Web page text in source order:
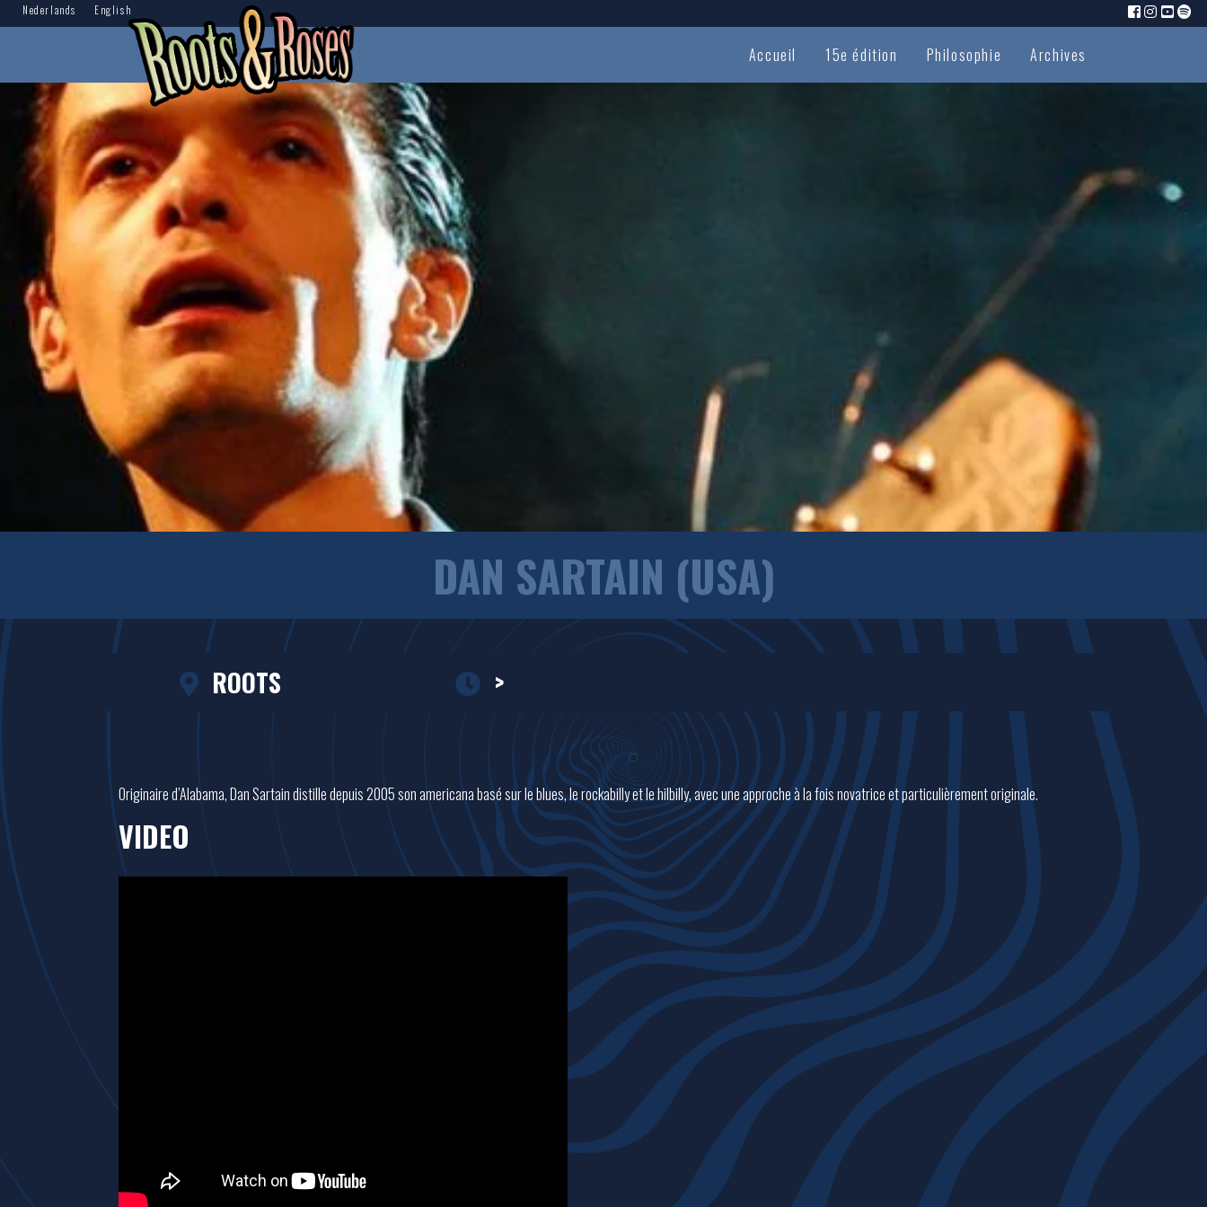
Nederlands English
Accueil 15e édition Philosophie Archives
DAN SARTAIN (USA)
ROOTS >
Originaire d’Alabama, Dan Sartain distille depuis 2005 son americana basé sur le blues, le rockabilly et le hilbilly, avec une approche à la fois novatrice et particulièrement originale.
VIDEO